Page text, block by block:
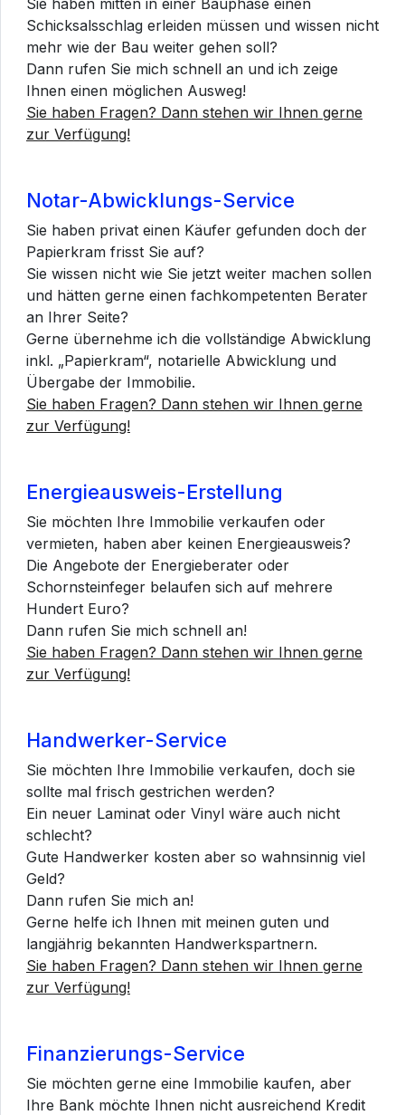
Sie haben mitten in einer Bauphase einen
Schicksalsschlag erleiden müssen und wissen nicht
mehr wie der Bau weiter gehen soll?
Dann rufen Sie mich schnell an und ich zeige
Ihnen einen möglichen Ausweg!
Sie haben Fragen? Dann stehen wir Ihnen gerne
zur Verfügung!
Notar-Abwicklungs-Service
Sie haben privat einen Käufer gefunden doch der
Papierkram frisst Sie auf?
Sie wissen nicht wie Sie jetzt weiter machen sollen
und hätten gerne einen fachkompetenten Berater
an Ihrer Seite?
Gerne übernehme ich die vollständige Abwicklung
inkl. „Papierkram“, notarielle Abwicklung und
Übergabe der Immobilie.
Sie haben Fragen? Dann stehen wir Ihnen gerne
zur Verfügung!
Energieausweis-Erstellung
Sie möchten Ihre Immobilie verkaufen oder
vermieten, haben aber keinen Energieausweis?
Die Angebote der Energieberater oder
Schornsteinfeger belaufen sich auf mehrere
Hundert Euro?
Dann rufen Sie mich schnell an!
Sie haben Fragen? Dann stehen wir Ihnen gerne
zur Verfügung!
Handwerker-Service
Sie möchten Ihre Immobilie verkaufen, doch sie
sollte mal frisch gestrichen werden?
Ein neuer Laminat oder Vinyl wäre auch nicht
schlecht?
Gute Handwerker kosten aber so wahnsinnig viel
Geld?
Dann rufen Sie mich an!
Gerne helfe ich Ihnen mit meinen guten und
langjährig bekannten Handwerkspartnern.
Sie haben Fragen? Dann stehen wir Ihnen gerne
zur Verfügung!
Finanzierungs-Service
Sie möchten gerne eine Immobilie kaufen, aber
Ihre Bank möchte Ihnen nicht ausreichend Kredit